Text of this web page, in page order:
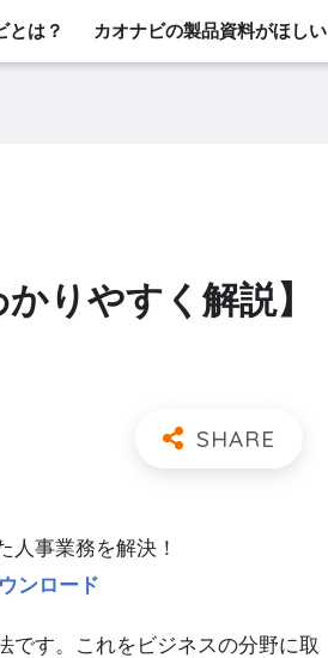
とは？ カオナビの製品資料がほしい
りやすく解説】
人事業務を解決！
ンロード
です。これをビジネスの分野に取